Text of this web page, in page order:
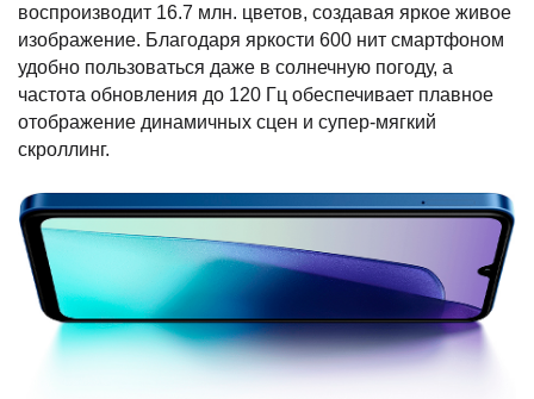
воспроизводит 16.7 млн. цветов, создавая яркое живое
изображение. Благодаря яркости 600 нит смартфоном
удобно пользоваться даже в солнечную погоду, а
частота обновления до 120 Гц обеспечивает плавное
отображение динамичных сцен и супер-мягкий
скроллинг.